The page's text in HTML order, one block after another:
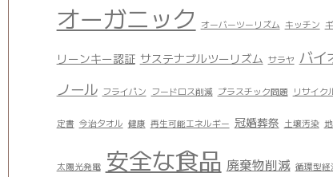
オーガニック オーバーツーリズム キッチン
リーンキー認証 サステナブルツーリズム サラヤ バイ
ノール フライパン フードロス削減 プラスチック問題 リサイク
定書 今治タオル 健康 再生可能エネルギー 冠婚葬祭 土壌汚染
太陽光発電 安全な食品 廃棄物削減 循環型経